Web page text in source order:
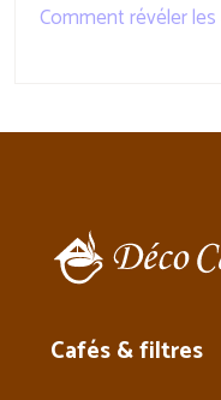
Comment révéler
Cafés & filtres